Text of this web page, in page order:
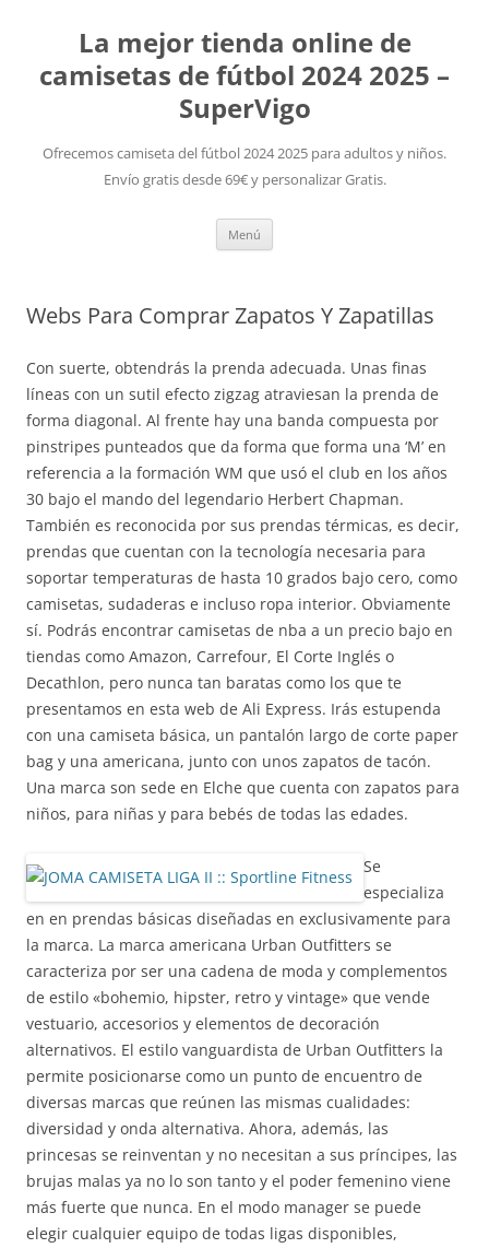
La mejor tienda online de
camisetas de fútbol 2024 2025 –
SuperVigo
Ofrecemos camiseta del fútbol 2024 2025 para adultos y niños.
Envío gratis desde 69€ y personalizar Gratis.
Menú
Webs Para Comprar Zapatos Y Zapatillas
Con suerte, obtendrás la prenda adecuada. Unas finas
líneas con un sutil efecto zigzag atraviesan la prenda de
forma diagonal. Al frente hay una banda compuesta por
pinstripes punteados que da forma que forma una ‘M’ en
referencia a la formación WM que usó el club en los años
30 bajo el mando del legendario Herbert Chapman.
También es reconocida por sus prendas térmicas, es decir,
prendas que cuentan con la tecnología necesaria para
soportar temperaturas de hasta 10 grados bajo cero, como
camisetas, sudaderas e incluso ropa interior. Obviamente
sí. Podrás encontrar camisetas de nba a un precio bajo en
tiendas como Amazon, Carrefour, El Corte Inglés o
Decathlon, pero nunca tan baratas como los que te
presentamos en esta web de Ali Express. Irás estupenda
con una camiseta básica, un pantalón largo de corte paper
bag y una americana, junto con unos zapatos de tacón.
Una marca son sede en Elche que cuenta con zapatos para
niños, para niñas y para bebés de todas las edades.
Se
especializa
en en prendas básicas diseñadas en exclusivamente para
la marca. La marca americana Urban Outfitters se
caracteriza por ser una cadena de moda y complementos
de estilo «bohemio, hipster, retro y vintage» que vende
vestuario, accesorios y elementos de decoración
alternativos. El estilo vanguardista de Urban Outfitters la
permite posicionarse como un punto de encuentro de
diversas marcas que reúnen las mismas cualidades:
diversidad y onda alternativa. Ahora, además, las
princesas se reinventan y no necesitan a sus príncipes, las
brujas malas ya no lo son tanto y el poder femenino viene
más fuerte que nunca. En el modo manager se puede
elegir cualquier equipo de todas ligas disponibles,